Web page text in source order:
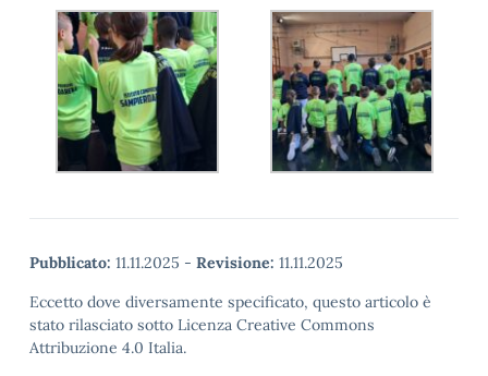
Pubblicato: 11.11.2025 - Revisione: 11.11.2025
Eccetto dove diversamente specificato, questo articolo è
stato rilasciato sotto Licenza Creative Commons
Attribuzione 4.0 Italia.